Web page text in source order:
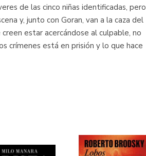
de las cinco niñas identificadas, pero
y, junto con Goran, van a la caza del
estar acercándose al culpable, no
crímenes está en prisión y lo que hace